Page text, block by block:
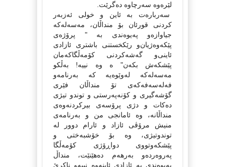
لێرەوە سەرچاوە دەگرێت.
سەربارەت بە ئاین و خولی ئەزبەر
كردنی قورئان بۆ منداڵان، مەسەلەكە
جیاوازەو پەیوەندی بە " پرۆژه‌ی‌
پێكه‌وه‌ژیان‌و رێكخستنی‌ باشتری‌ ئازادی‌
ئاینی‌‌و گه‌شه‌كردنی‌ كۆمه‌ڵگاكه‌مان
پێشكه‌ش بكه‌ن" ە وە نییە! بەڵكو
مەسەلەكە لەوێوەیە كە بەرنامەو
فەلەسەفەكەی تۆ منداڵان فێری
گۆشەگیری و كۆنەپەرستی و توندو تیژی
دەكات و دژی پرۆسەی بیركردنەوەی
منداڵانە، وە ئامانجی من و بەرنامەی
منیش مرۆڤی ئازاد و ئارام دوور لە
توندوتیژی، وە بۆ خۆشبەختی و
پێشكەوتووی دواڕۆژی كۆمەڵگا
پەروەردەو بەرهەم دەهێنێت، منداڵ
پەیوەندی بە ئازادی ئاینەوە نییەو ناكرێ